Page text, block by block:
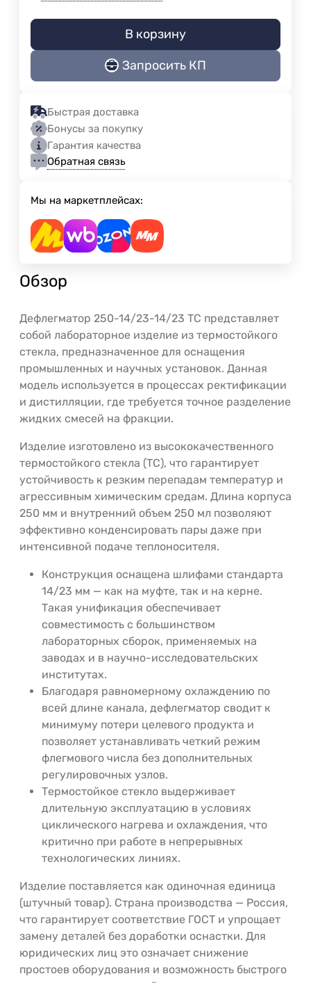
В корзину
Запросить КП
Быстрая доставка
Бонусы за покупку
Гарантия качества
Обратная связь
Мы на маркетплейсах:
Обзор
Дефлегматор 250-14/23-14/23 ТС представляет
собой лабораторное изделие из термостойкого
стекла, предназначенное для оснащения
промышленных и научных установок. Данная
модель используется в процессах ректификации
и дистилляции, где требуется точное разделение
жидких смесей на фракции.
Изделие изготовлено из высококачественного
термостойкого стекла (ТС), что гарантирует
устойчивость к резким перепадам температур и
агрессивным химическим средам. Длина корпуса
250 мм и внутренний объем 250 мл позволяют
эффективно конденсировать пары даже при
интенсивной подаче теплоносителя.
Конструкция оснащена шлифами стандарта
14/23 мм — как на муфте, так и на керне.
Такая унификация обеспечивает
совместимость с большинством
лабораторных сборок, применяемых на
заводах и в научно-исследовательских
институтах.
Благодаря равномерному охлаждению по
всей длине канала, дефлегматор сводит к
минимуму потери целевого продукта и
позволяет устанавливать четкий режим
флегмового числа без дополнительных
регулировочных узлов.
Термостойкое стекло выдерживает
длительную эксплуатацию в условиях
циклического нагрева и охлаждения, что
критично при работе в непрерывных
технологических линиях.
Изделие поставляется как одиночная единица
(штучный товар). Страна производства — Россия,
что гарантирует соответствие ГОСТ и упрощает
замену деталей без доработки оснастки. Для
юридических лиц это означает снижение
простоев оборудования и возможность быстрого